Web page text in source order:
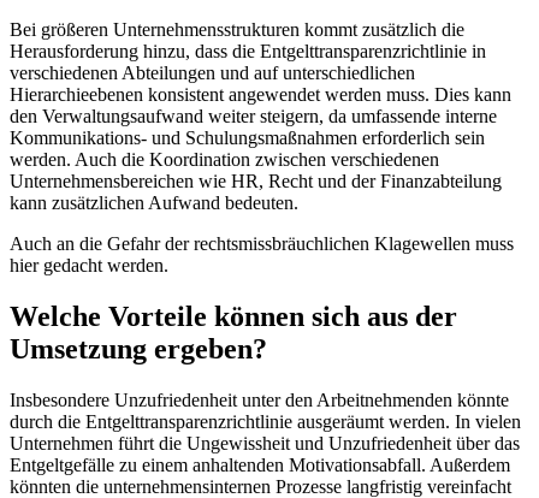
Bei größeren Unternehmensstrukturen kommt zusätzlich die
Herausforderung hinzu, dass die Entgelttransparenzrichtlinie in
verschiedenen Abteilungen und auf unterschiedlichen
Hierarchieebenen konsistent angewendet werden muss. Dies kann
den Verwaltungsaufwand weiter steigern, da umfassende interne
Kommunikations- und Schulungsmaßnahmen erforderlich sein
werden. Auch die Koordination zwischen verschiedenen
Unternehmensbereichen wie HR, Recht und der Finanzabteilung
kann zusätzlichen Aufwand bedeuten.
Auch an die Gefahr der rechtsmissbräuchlichen Klagewellen muss
hier gedacht werden.
Welche Vorteile können sich aus der
Umsetzung ergeben?
Insbesondere Unzufriedenheit unter den Arbeitnehmenden könnte
durch die Entgelttransparenzrichtlinie ausgeräumt werden. In vielen
Unternehmen führt die Ungewissheit und Unzufriedenheit über das
Entgeltgefälle zu einem anhaltenden Motivationsabfall. Außerdem
könnten die unternehmensinternen Prozesse langfristig vereinfacht